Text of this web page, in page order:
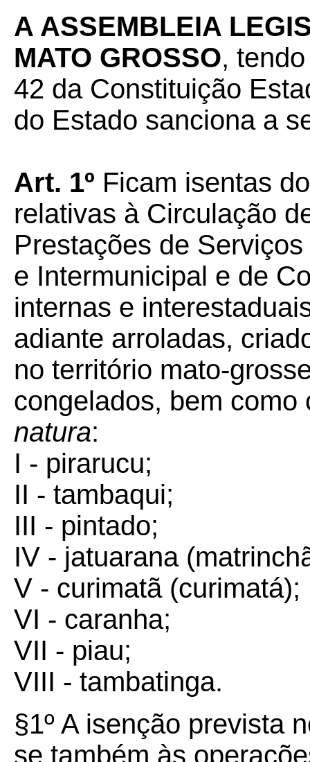
A ASSEMBLEIA
MATO GROSSO,
42 da Constituição
do Estado sanciona a
Art. 1º Ficam isentas
relativas à Circulação
Prestações de
e Intermunicipal e de
internas e
adiante arroladas,
no território mato-
congelados, bem
natura:
I - pirarucu;
II - tambaqui;
III - pintado;
IV - jatuarana
V - curimatã (curimatá);
VI - caranha;
VII - piau;
VIII - tambatinga.
§1º A isenção prevista
se também às